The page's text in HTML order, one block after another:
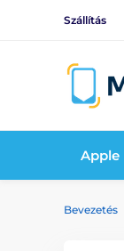
Szállítás
Apple
Bevezetés